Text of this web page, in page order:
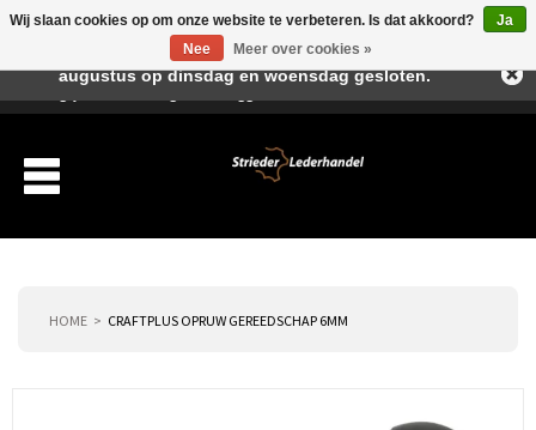
HOME CRAFTPLUS OPRUW GEREEDSCHAP 6MM
Wij slaan cookies op om onze website te verbeteren. Is dat akkoord?
Ja
Nee
Meer over cookies »
Beste klant, I.v.m. de vakantieperiode zijn wij in juli en
augustus op dinsdag en woensdag gesloten.